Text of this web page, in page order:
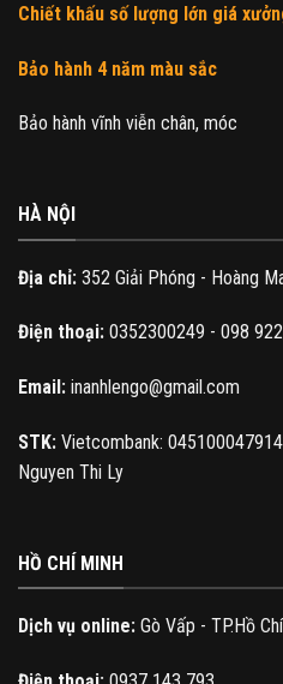
Chiết khấu số lượng lớn giá
Bảo hành 4 năm màu sắc
Bảo hành vĩnh viễn chân, móc
HÀ NỘI
Địa chỉ: 352 Giải Phóng - Hoàng
Điện thoại: 0352300249 - 098
Email: inanhlengo@gmail.com
STK: Vietcombank:
Nguyen Thi Ly
HỒ CHÍ MINH
Dịch vụ online: Gò Vấp - TP.Hồ